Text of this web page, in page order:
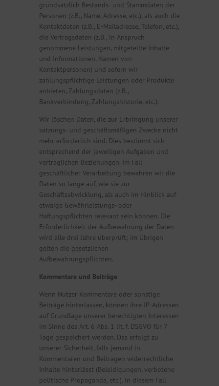
grundsätzlich Bestands- und Stammdaten der
Personen (z.B., Name, Adresse, etc.), als auch die
Kontaktdaten (z.B., E-Mailadresse, Telefon, etc.),
die Vertragsdaten (z.B., in Anspruch
genommene Leistungen, mitgeteilte Inhalte
und Informationen, Namen von
Kontaktpersonen) und sofern wir
zahlungspflichtige Leistungen oder Produkte
anbieten, Zahlungsdaten (z.B.,
Bankverbindung, Zahlungshistorie, etc.).
Wir löschen Daten, die zur Erbringung unserer
satzungs- und geschäftsmäßigen Zwecke nicht
mehr erforderlich sind. Dies bestimmt sich
entsprechend der jeweiligen Aufgaben und
vertraglichen Beziehungen. Im Fall
geschäftlicher Verarbeitung bewahren wir die
Daten so lange auf, wie sie zur
Geschäftsabwicklung, als auch im Hinblick auf
etwaige Gewährleistungs- oder
Haftungspflichten relevant sein können. Die
Erforderlichkeit der Aufbewahrung der Daten
wird alle drei Jahre überprüft; im Übrigen
gelten die gesetzlichen
Aufbewahrungspflichten.
Kommentare und Beiträge
Wenn Nutzer Kommentare oder sonstige
Beiträge hinterlassen, können ihre IP-Adressen
auf Grundlage unserer berechtigten Interessen
im Sinne des Art. 6 Abs. 1 lit. f. DSGVO für 7
Tage gespeichert werden. Das erfolgt zu
unserer Sicherheit, falls jemand in
Kommentaren und Beiträgen widerrechtliche
Inhalte hinterlässt (Beleidigungen, verbotene
politische Propaganda, etc.). In diesem Fall